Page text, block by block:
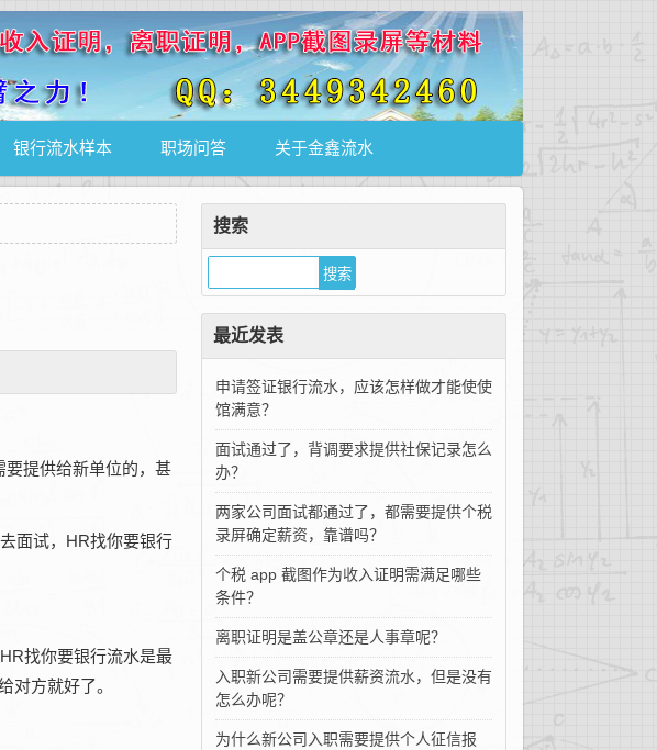
银行流水样本 职场问答 关于金鑫流水
提供给新单位的，甚
面试，HR找你要银行
找你要银行流水是最
对方就好了。
搜索
最近发表
申请签证银行流水，应该怎样做才能使使
馆满意？
面试通过了，背调要求提供社保记录怎么
办？
两家公司面试都通过了，都需要提供个税
录屏确定薪资，靠谱吗？
个税 app 截图作为收入证明需满足哪些
条件？
离职证明是盖公章还是人事章呢？
入职新公司需要提供薪资流水，但是没有
怎么办呢？
为什么新公司入职需要提供个人征信报